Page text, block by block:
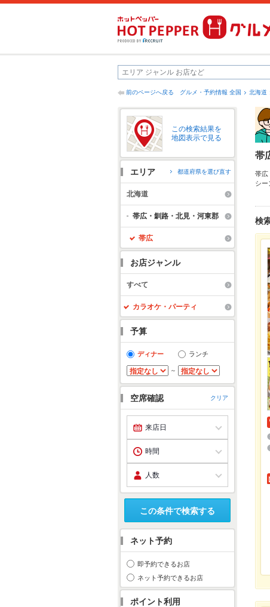
前のページへ戻る グルメ・予約情報 全国 北海道
この検索結果を
地図表示で見る
エリア 都道府県を選び直す
北海道
帯広・釧路・北見・河東郡
帯広
お店ジャンル
すべて
カラオケ・パーティ
予算
ディナー ランチ
～
空席確認 クリア
この条件で検索する
ネット予約
即予約できるお店
ネット予約できるお店
ポイント利用
帯
帯広
シー
理
検